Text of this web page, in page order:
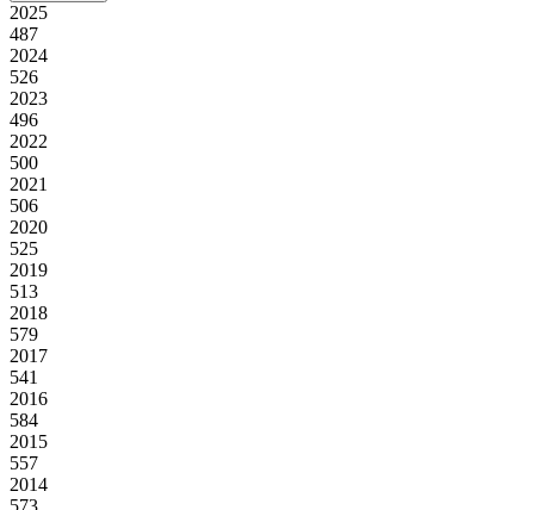
2025
487
2024
526
2023
496
2022
500
2021
506
2020
525
2019
513
2018
579
2017
541
2016
584
2015
557
2014
573